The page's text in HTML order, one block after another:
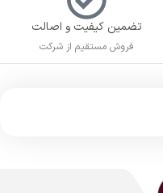
تضمین کیفیت و اصالت
فروش مستقیم از شرکت